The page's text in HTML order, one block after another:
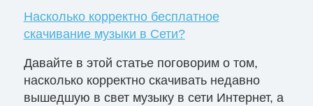
Насколько корректно бесплатное
скачивание музыки в Сети?
Давайте в этой статье поговорим о том,
насколько корректно скачивать недавно
вышедшую в свет музыку в сети Интернет, а